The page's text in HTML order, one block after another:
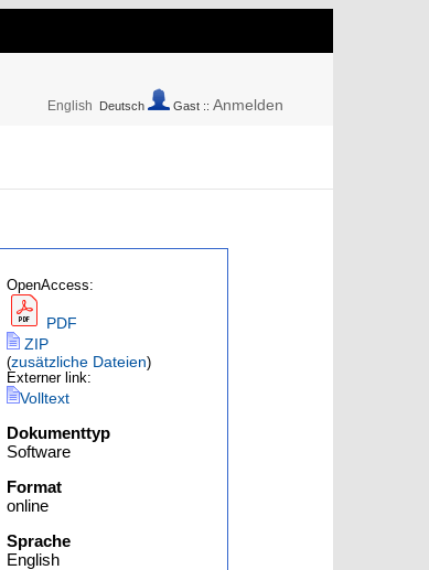
English Deutsch Gast :: Anmelden
OpenAccess:
PDF
ZIP
(zusätzliche Dateien)
Externer link:
Volltext
Dokumenttyp
Software
Format
online
Sprache
English